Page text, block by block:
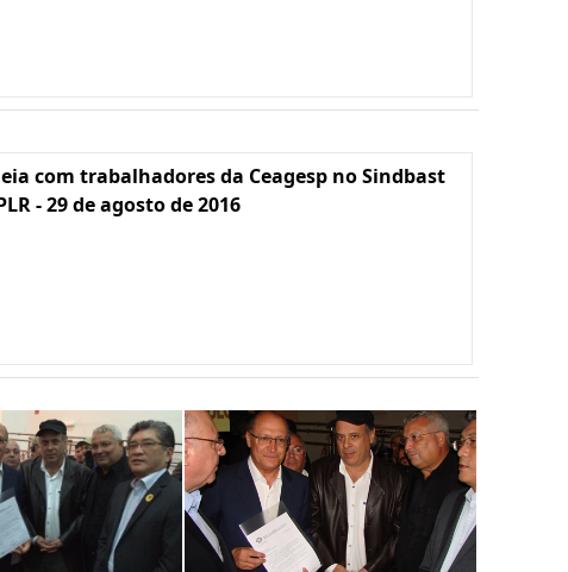
com trabalhadores da Ceagesp no Sindbast
- 29 de agosto de 2016